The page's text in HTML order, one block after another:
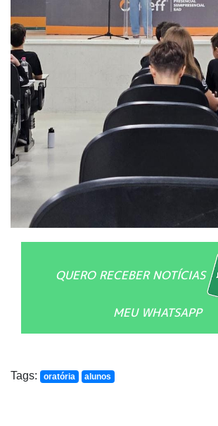
QUERO RECEBER NOTÍCIAS
MEU WHATSAPP
Tags: oratória alunos